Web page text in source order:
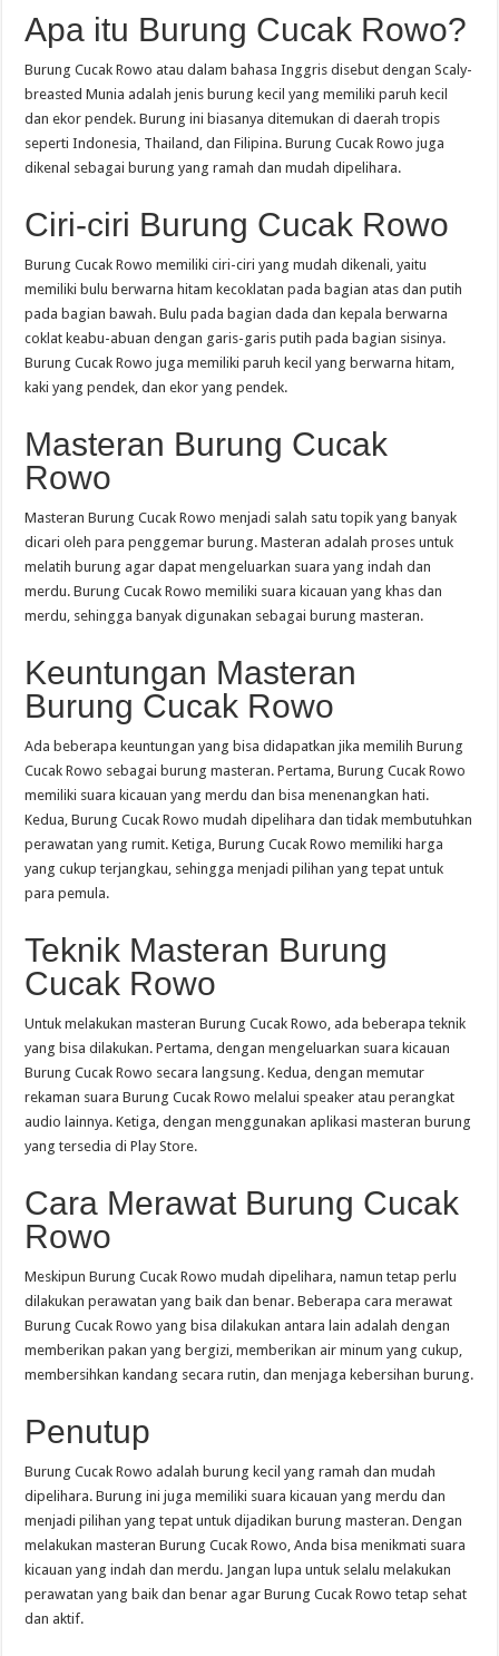
Apa itu Burung Cucak Rowo?
Burung Cucak Rowo atau dalam bahasa Inggris disebut dengan Scaly-
breasted Munia adalah jenis burung kecil yang memiliki paruh kecil
dan ekor pendek. Burung ini biasanya ditemukan di daerah tropis
seperti Indonesia, Thailand, dan Filipina. Burung Cucak Rowo juga
dikenal sebagai burung yang ramah dan mudah dipelihara.
Ciri-ciri Burung Cucak Rowo
Burung Cucak Rowo memiliki ciri-ciri yang mudah dikenali, yaitu
memiliki bulu berwarna hitam kecoklatan pada bagian atas dan putih
pada bagian bawah. Bulu pada bagian dada dan kepala berwarna
coklat keabu-abuan dengan garis-garis putih pada bagian sisinya.
Burung Cucak Rowo juga memiliki paruh kecil yang berwarna hitam,
kaki yang pendek, dan ekor yang pendek.
Masteran Burung Cucak
Rowo
Masteran Burung Cucak Rowo menjadi salah satu topik yang banyak
dicari oleh para penggemar burung. Masteran adalah proses untuk
melatih burung agar dapat mengeluarkan suara yang indah dan
merdu. Burung Cucak Rowo memiliki suara kicauan yang khas dan
merdu, sehingga banyak digunakan sebagai burung masteran.
Keuntungan Masteran
Burung Cucak Rowo
Ada beberapa keuntungan yang bisa didapatkan jika memilih Burung
Cucak Rowo sebagai burung masteran. Pertama, Burung Cucak Rowo
memiliki suara kicauan yang merdu dan bisa menenangkan hati.
Kedua, Burung Cucak Rowo mudah dipelihara dan tidak membutuhkan
perawatan yang rumit. Ketiga, Burung Cucak Rowo memiliki harga
yang cukup terjangkau, sehingga menjadi pilihan yang tepat untuk
para pemula.
Teknik Masteran Burung
Cucak Rowo
Untuk melakukan masteran Burung Cucak Rowo, ada beberapa teknik
yang bisa dilakukan. Pertama, dengan mengeluarkan suara kicauan
Burung Cucak Rowo secara langsung. Kedua, dengan memutar
rekaman suara Burung Cucak Rowo melalui speaker atau perangkat
audio lainnya. Ketiga, dengan menggunakan aplikasi masteran burung
yang tersedia di Play Store.
Cara Merawat Burung Cucak
Rowo
Meskipun Burung Cucak Rowo mudah dipelihara, namun tetap perlu
dilakukan perawatan yang baik dan benar. Beberapa cara merawat
Burung Cucak Rowo yang bisa dilakukan antara lain adalah dengan
memberikan pakan yang bergizi, memberikan air minum yang cukup,
membersihkan kandang secara rutin, dan menjaga kebersihan burung.
Penutup
Burung Cucak Rowo adalah burung kecil yang ramah dan mudah
dipelihara. Burung ini juga memiliki suara kicauan yang merdu dan
menjadi pilihan yang tepat untuk dijadikan burung masteran. Dengan
melakukan masteran Burung Cucak Rowo, Anda bisa menikmati suara
kicauan yang indah dan merdu. Jangan lupa untuk selalu melakukan
perawatan yang baik dan benar agar Burung Cucak Rowo tetap sehat
dan aktif.